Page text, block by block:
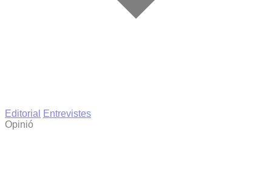
Editorial
Entrevistes
Opinió